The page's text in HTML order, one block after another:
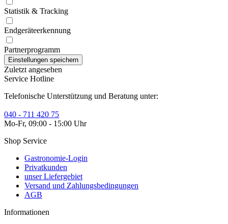
Statistik & Tracking
Endgeräteerkennung
Partnerprogramm
Zuletzt angesehen
Service Hotline
Telefonische Unterstützung und Beratung unter:
040 - 711 420 75
Mo-Fr, 09:00 - 15:00 Uhr
Shop Service
Gastronomie-Login
Privatkunden
unser Liefergebiet
Versand und Zahlungsbedingungen
AGB
Informationen